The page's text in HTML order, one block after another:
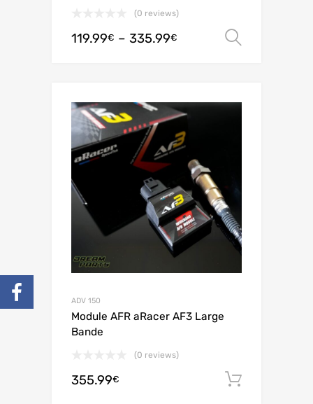
(0 reviews)
119.99€ – 335.99€
ADV 150
Module AFR aRacer AF3 Large
Bande
(0 reviews)
355.99€